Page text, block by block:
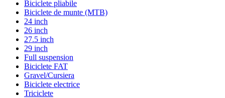
Biciclete pliabile
Biciclete de munte (MTB)
24 inch
26 inch
27.5 inch
29 inch
Full suspension
Biciclete FAT
Gravel/Cursiera
Biciclete electrice
Triciclete